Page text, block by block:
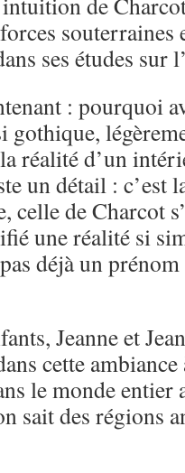
souterraines
ses études sur
: pourquoi
gothique,
réalité d’un
un détail : c’est
celle de
une réalité si
déjà un
Jeanne et
cette
le monde entier
sait des régions